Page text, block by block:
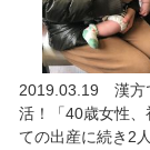
2019.03.19 漢方
活！「40歳女性、
ての出産に続き2